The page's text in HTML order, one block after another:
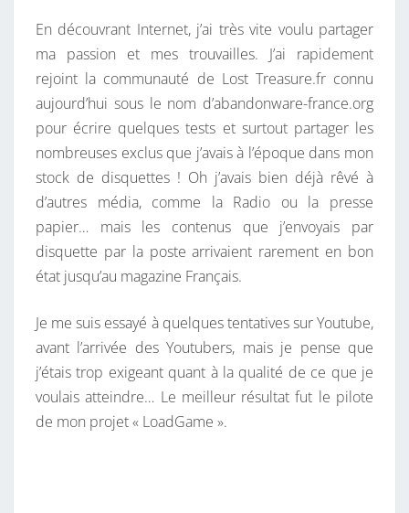
En découvrant Internet, j’ai très vite voulu partager
ma passion et mes trouvailles. J’ai rapidement
rejoint la communauté de Lost Treasure.fr connu
aujourd’hui sous le nom d’abandonware-france.org
pour écrire quelques tests et surtout partager les
nombreuses exclus que j’avais à l’époque dans mon
stock de disquettes ! Oh j’avais bien déjà rêvé à
d’autres média, comme la Radio ou la presse
papier… mais les contenus que j’envoyais par
disquette par la poste arrivaient rarement en bon
état jusqu’au magazine Français.
Je me suis essayé à quelques tentatives sur Youtube,
avant l’arrivée des Youtubers, mais je pense que
j’étais trop exigeant quant à la qualité de ce que je
voulais atteindre… Le meilleur résultat fut le pilote
de mon projet « LoadGame ».